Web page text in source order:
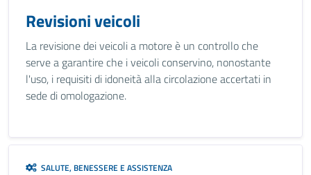
Revisioni veicoli
La revisione dei veicoli a motore è un controllo che
serve a garantire che i veicoli conservino, nonostante
l'uso, i requisiti di idoneità alla circolazione accertati in
sede di omologazione.
SALUTE, BENESSERE E ASSISTENZA